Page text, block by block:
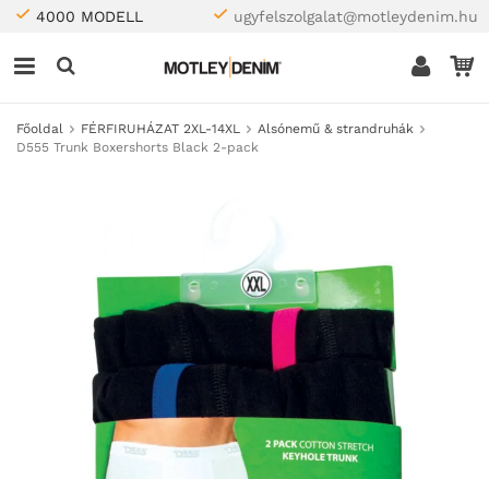
4000 MODELL ugyfelszolgalat@motleydenim.hu
Főoldal FÉRFIRUHÁZAT 2XL-14XL
Alsónemű & strandruhák
D555 Trunk Boxershorts Black 2-pack